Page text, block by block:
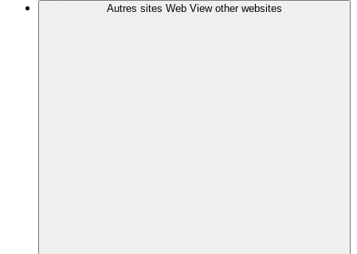
Autres sites Web View other websites